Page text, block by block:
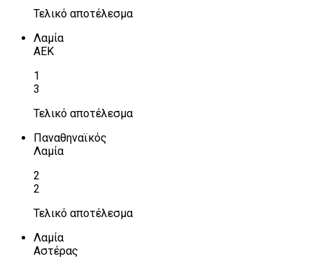
Τελικό αποτέλεσμα
Λαμία
ΑΕΚ
1
3
Τελικό αποτέλεσμα
Παναθηναϊκός
Λαμία
2
2
Τελικό αποτέλεσμα
Λαμία
Αστέρας